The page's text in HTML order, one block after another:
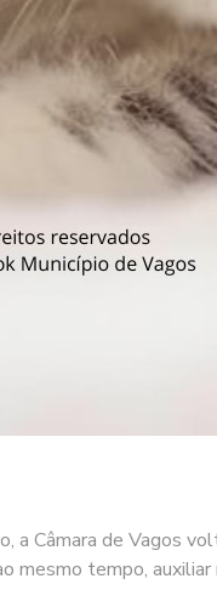
a Câmara de Vagos
mesmo tempo,